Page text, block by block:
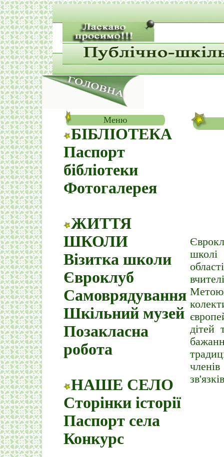
Меню
БІБЛІОТЕКА
Паспорт
бібліотеки
Фотогалерея
ЖИТТЯ
ШКОЛИ
Візитка школи
Євроклуб
Самоврядування
Шкільний музей
Позакласна
робота
НАШЕ СЕЛО
Сторінки історії
Паспорт села
Конкурс
школі
Метою
дітей